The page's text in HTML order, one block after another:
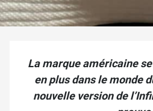
La marque américaine
en plus dans le monde
nouvelle version de